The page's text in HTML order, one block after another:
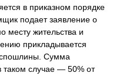
в приказном порядке
подает заявление о
месту жительства и
прикладывается
Сумма
таком случае — 50% от